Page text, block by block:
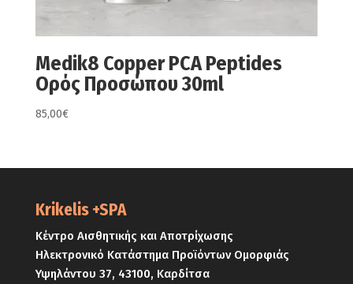
Medik8 Copper PCA Peptides
Ορός Προσώπου 30ml
85,00€
Krikelis +SPA
Κέντρο Αισθητικής και Αποτρίχωσης
Ηλεκτρονικό Κατάστημα Προϊόντων Ομορφιάς
Υψηλάντου 37, 43100, Καρδίτσα